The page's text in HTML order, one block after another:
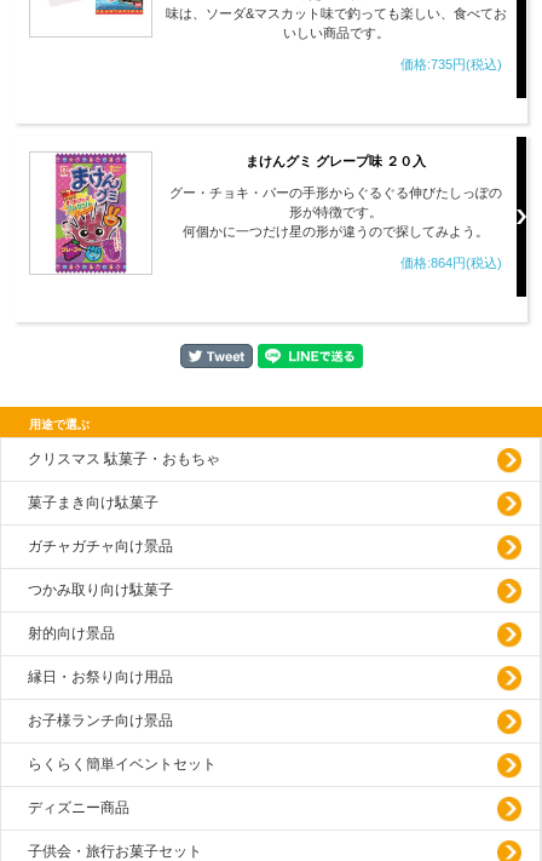
味は、ソーダ&マスカット味で釣っても楽しい、食べてお
いしい商品です。
価格:735円(税込)
まけんグミ グレープ味 ２０入
グー・チョキ・パーの手形からぐるぐる伸びたしっぽの
形が特徴です。
何個かに一つだけ星の形が違うので探してみよう。
価格:864円(税込)
用途で選ぶ
クリスマス 駄菓子・おもちゃ
菓子まき向け駄菓子
ガチャガチャ向け景品
つかみ取り向け駄菓子
射的向け景品
縁日・お祭り向け用品
お子様ランチ向け景品
らくらく簡単イベントセット
ディズニー商品
子供会・旅行お菓子セット